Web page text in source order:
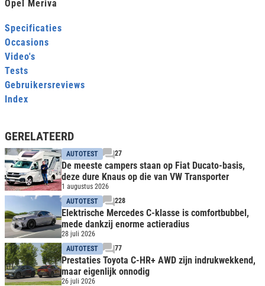
Opel Meriva
Specificaties
Occasions
Video's
Tests
Gebruikersreviews
Index
GERELATEERD
AUTOTEST 27
De meeste campers staan op Fiat Ducato-basis,
deze dure Knaus op die van VW Transporter
1 augustus 2026
AUTOTEST
228
Elektrische Mercedes C-klasse is comfortbubbel,
mede dankzij enorme actieradius
28 juli 2026
AUTOTEST
77
Prestaties Toyota C-HR+ AWD zijn indrukwekkend,
maar eigenlijk onnodig
26 juli 2026